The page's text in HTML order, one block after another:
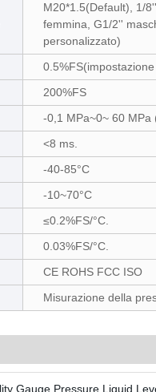
M20*1.5(Default), 1/
femmina, G1/2''
personalizzato)
200%FS
-0,1 MPa~0~ 60 MPa
<8 ms.
-40-85°C
-10~70°C
≤0.2%FS/°C.
0.03%FS/°C.
CE ROHS FCC ISO
Misurazione della